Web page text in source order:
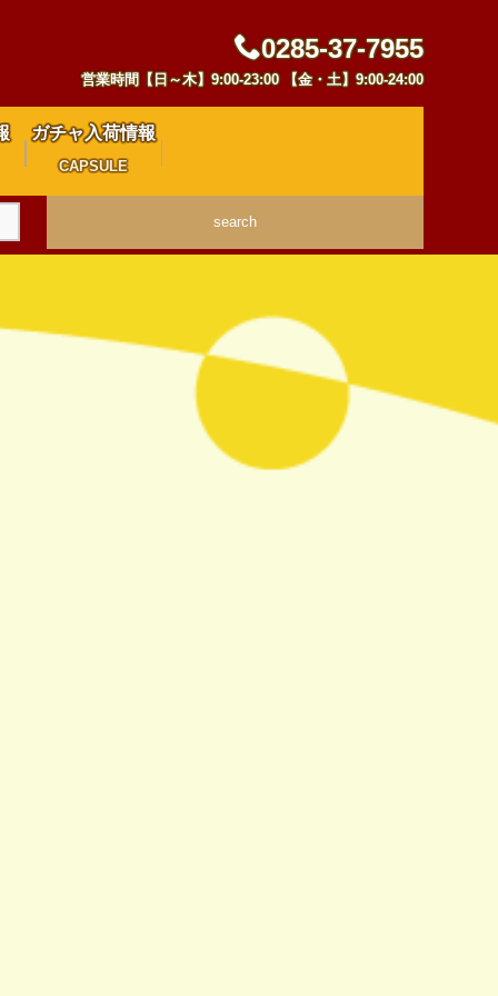
0285-37-7955
営業時間【日～木】9:00-23:00 【金・土】9:00-24:00
ガチャ入荷情報
CAPSULE
search